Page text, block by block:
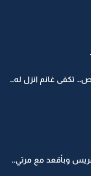
تكفى غانم انزل له..
وبأقعد مع مرتي..